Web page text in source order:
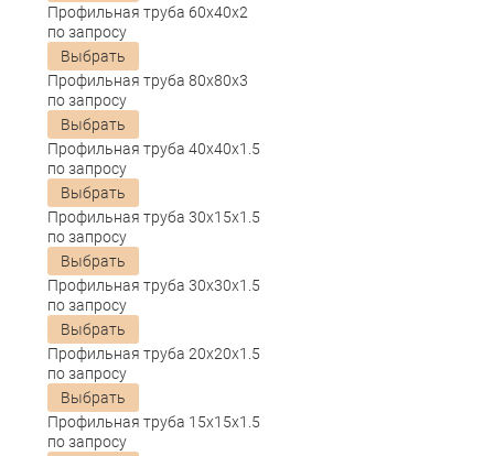
Профильная труба 60х40х2
по запросу
Выбрать
Профильная труба 80х80х3
по запросу
Выбрать
Профильная труба 40х40х1.5
по запросу
Выбрать
Профильная труба 30х15х1.5
по запросу
Выбрать
Профильная труба 30х30х1.5
по запросу
Выбрать
Профильная труба 20х20х1.5
по запросу
Выбрать
Профильная труба 15х15х1.5
по запросу